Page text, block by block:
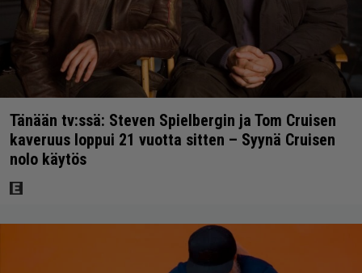
Tänään tv:ssä: Steven Spielbergin ja Tom Cruisen
kaveruus loppui 21 vuotta sitten – Syynä Cruisen
nolo käytös